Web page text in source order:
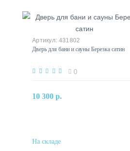
431802
Дверь для бани и сауны Березка сатин
0
10 300 р.В корзину